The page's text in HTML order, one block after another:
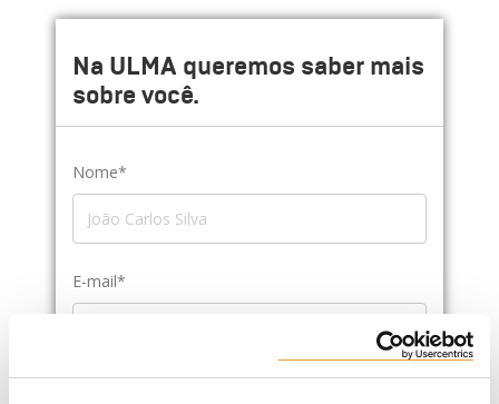
Na ULMA queremos saber mais
sobre você.
Nome*
E-mail*